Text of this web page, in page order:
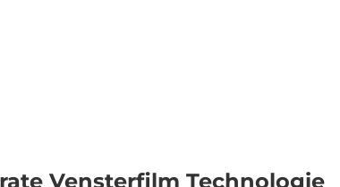
Vensterfilm Technologie